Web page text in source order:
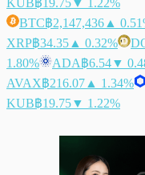
BTC฿2,147,436 ▲
XRP฿34.35 ▲ 0.32%
1.80%
ADA฿6.54▼
AVAX฿216.07 ▲ 1.34%
KUB฿19.75▼ 1.22%